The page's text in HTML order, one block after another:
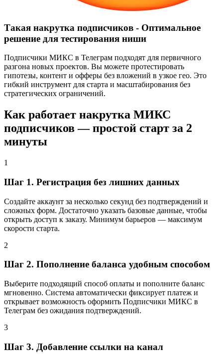
Такая накрутка подписчиков - Оптимальное
решение для тестирования ниши
Подписчики МИКС в Телеграм подходят для первичного
разгона новых проектов. Вы можете протестировать
гипотезы, контент и офферы без вложений в узкое гео. Это
гибкий инструмент для старта и масштабирования без
стратегических ограничений.
Как работает накрутка МИКС
подписчиков — простой старт за 2
минуты
1
Шаг 1. Регистрация без лишних данных
Создайте аккаунт за несколько секунд без подтверждений и
сложных форм. Достаточно указать базовые данные, чтобы
открыть доступ к заказу. Минимум барьеров — максимум
скорости старта.
2
Шаг 2. Пополнение баланса удобным способом
Выберите подходящий способ оплаты и пополните баланс
мгновенно. Система автоматически фиксирует платеж и
открывает возможность оформить Подписчики МИКС в
Телеграм без ожидания подтверждений.
3
Шаг 3. Добавление ссылки на канал